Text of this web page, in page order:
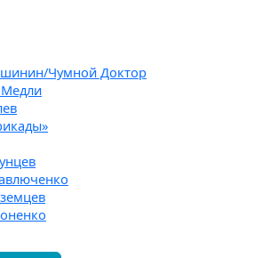
Чумной Доктор